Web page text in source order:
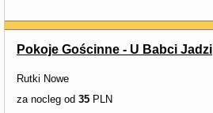
Pokoje Gościnne - U Babci Jadzi
Rutki Nowe
za nocleg od 35 PLN